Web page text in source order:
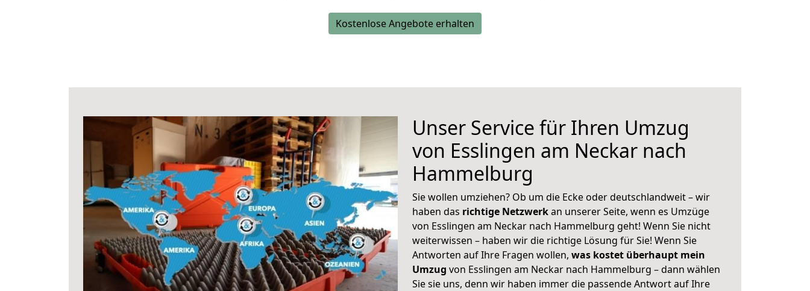
Kostenlose Angebote erhalten
Unser Service für Ihren Umzug
von Esslingen am Neckar nach
Hammelburg
Sie wollen umziehen? Ob um die Ecke oder deutschlandweit – wir
haben das richtige Netzwerkan unserer Seite, wenn es Umzüge
von Esslingen am Neckar nach Hammelburg geht! Wenn Sie nicht
weiterwissen – haben wir die richtige Lösung für Sie! Wenn Sie
Antworten auf Ihre Fragen wollen, was kostet überhaupt mein
Umzug von Esslingen am Neckar nach Hammelburg – dann wählen
Sie sie uns, denn wir haben immer die passende Antwort auf Ihre